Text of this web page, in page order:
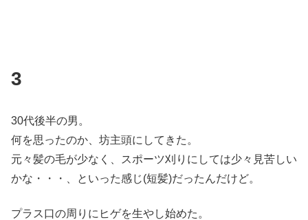
3
30代後半の男。
何を思ったのか、坊主頭にしてきた。
元々髪の毛が少なく、スポーツ刈りにしては少々見苦しい
かな・・・、といった感じ(短髪)だったんだけど。
プラス口の周りにヒゲを生やし始めた。